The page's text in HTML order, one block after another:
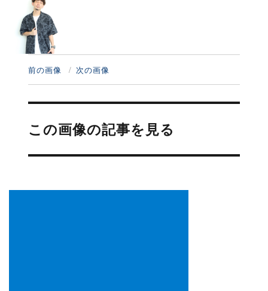
前の画像 次の画像
投
ナ
ビ
ー
この画像の記事を見る